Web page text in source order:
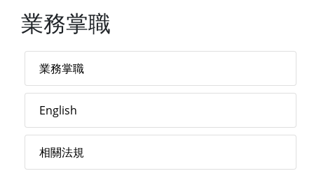
業務掌職
業務掌職
English
相關法規